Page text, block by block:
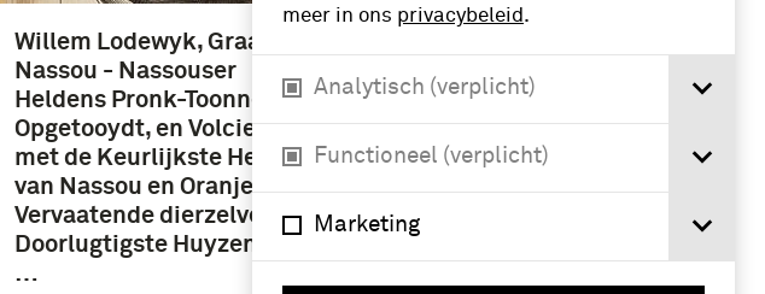
meer in ons privacybeleid.
Analytisch (verplicht)
Functioneel (verplicht)
Marketing
Willem Lodewyk, Graaf van
Nassou - Nassouser
Heldens Pronk-Toonneel
Opgetooydt, en Volcierdt
met de Keurlijkste Helden
van Nassou en Oranje:
Vervaatende dierzelver
Doorlugtigste Huyzen haar
…